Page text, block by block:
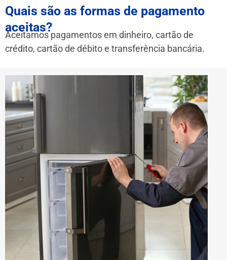
Quais são as formas de pagamento
aceitas?
Aceitamos pagamentos em dinheiro, cartão de
crédito, cartão de débito e transferência bancária.